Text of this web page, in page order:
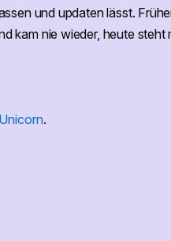
und updaten lässt.
kam nie wieder, heute
.